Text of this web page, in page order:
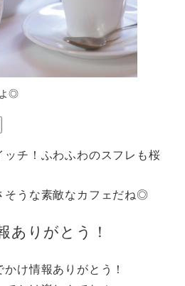
◎
チ！ふわふわのスフレも桜
そうな素敵なカフェだね◎
ありがとう！
け情報ありがとう！